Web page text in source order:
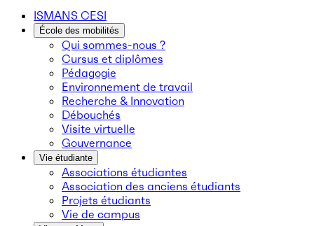
ISMANS CESI
École des mobilités
Qui sommes-nous ?
Cursus et diplômes
Pédagogie
Environnement de travail
Recherche & Innovation
Débouchés
Visite virtuelle
Gouvernance
Vie étudiante
Associations étudiantes
Association des anciens étudiants
Projets étudiants
Vie de campus